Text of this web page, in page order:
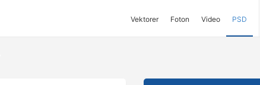
Vektorer Foton Video PSD